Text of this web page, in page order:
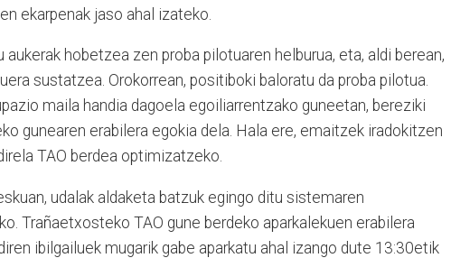
ekarpenak jaso ahal izateko.
aukerak hobetzea zen proba pilotuaren helburua, eta, aldi berean,
sustatzea. Orokorrean, positiboki baloratu da proba pilotua.
maila handia dagoela egoiliarrentzako guneetan, bereziki
gunearen erabilera egokia dela. Hala ere, emaitzek iradokitzen
TAO berdea optimizatzeko.
udalak aldaketa batzuk egingo ditu sistemaren
Trañaetxosteko TAO gune berdeko aparkalekuen erabilera
ibilgailuek mugarik gabe aparkatu ahal izango dute 13:30etik